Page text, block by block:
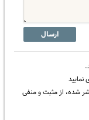
ارسال
شده، از مثبت و منفی